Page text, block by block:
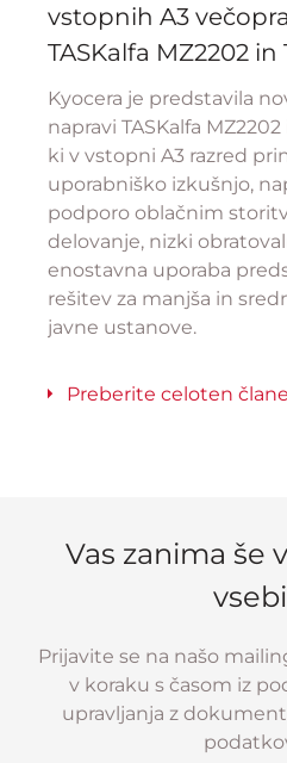
vstopnih A3
TASKalfa MZ2202 in
Kyocera je predstavila
napravi TASKalfa
ki v vstopni A3 razred
uporabniško izkušnjo,
podporo oblačnim
delovanje, nizki
enostavna uporaba
rešitev za manjša in
javne ustanove.
Preberite celoten
Vas zanima še
Prijavite se na našo
v koraku s časom iz
upravljanja z